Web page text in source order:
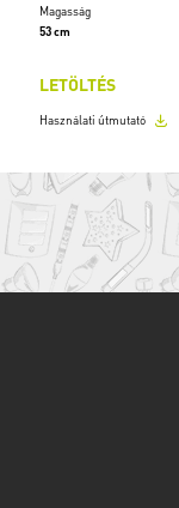
Magasság
53 cm
LETÖLTÉS
Használati útmutató